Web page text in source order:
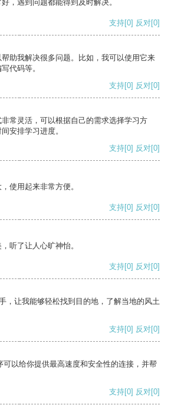
，遇到问题都能得到及时解决。
支持[0] 反对[0]
助我解决很多问题。比如，我可以使用它来
代码等。
支持[0] 反对[0]
常灵活，可以根据自己的需求选择学习方
安排学习进度。
支持[0] 反对[0]
使用起来非常方便。
支持[0] 反对[0]
听了让人心旷神怡。
支持[0] 反对[0]
，让我能够轻松找到目的地，了解当地的风土
支持[0] 反对[0]
以给你提供最高速度和安全性的连接，并帮
支持[0] 反对[0]